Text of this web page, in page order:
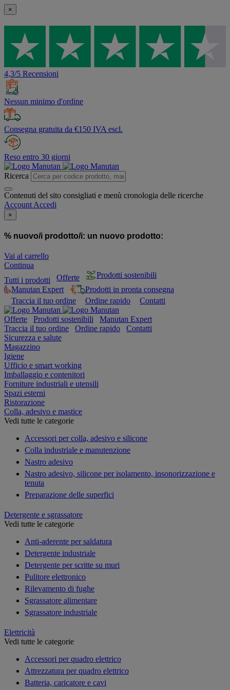
×
4,3/5 Recensioni
Nessun minimo d'ordine
Consegna gratuita da €150 IVA escl.
Reso entro 30 giorni
Ricerca
Contenuti del sito consigliati e menù cronologia delle ricerche
Account Accedi
×
% nuovo/i prodotto/i: un nuovo prodotto:
Vai al carrello
Continua
Tutti i prodotti
Offerte
Prodotti sostenibili
Manutan Expert
Prodotti in pronta consegna
Traccia il tuo ordine
Ordine rapido Contatti
Offerte Prodotti sostenibili
Manutan Expert
Traccia il tuo ordine
Ordine rapido
Contatti
Sicurezza e salute
Magazzino
Igiene
Ufficio e smart working
Imballaggio e contenitori
Forniture industriali e utensili
Spazi esterni
Ristorazione
Colla, adesivo e mastice
Vedi tutte le categorie
Accessori per colla, adesivo e silicone
Colla industriale e manutenzione
Nastro adesivo
Nastro adesivo, silicone per isolamento, insonorizzazione e
tenuta
Preparazione delle superfici
Detergente e sgrassatore
Vedi tutte le categorie
Anti-aderente per saldatura
Detergente industriale
Detergente per scritte su muri
Pulitore elettronico
Rilevamento di fughe
Sgrassatore alimentare
Sgrassatore industriale
Elettricità
Vedi tutte le categorie
Accessori per quadro elettrico
Attrezzatura per quadro elettrico
Batteria, caricatore e cavi